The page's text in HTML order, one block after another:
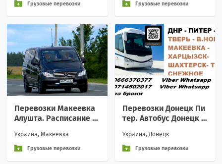
Грузовые перевозки Грузовые перевозки
Перевозки Макеевка
Алушта. Расписание М
бус Макеевка Алушта
Украина, Макеевка
Грузовые перевозки
Перевозки Донецк Пи
тер. Автобус Донецк С
исание Донецк Питер
Украина, Донецк
Грузовые перевозки